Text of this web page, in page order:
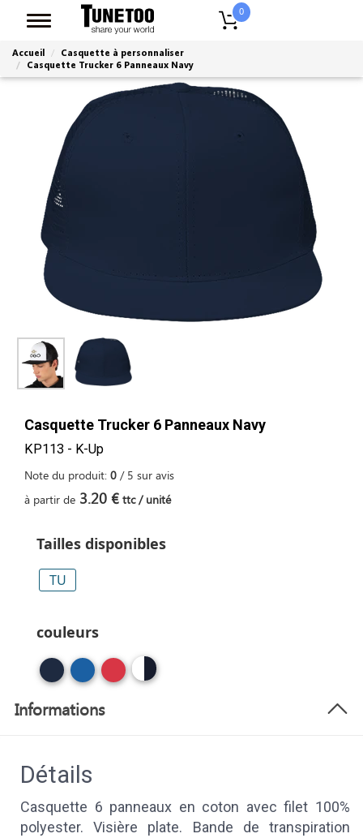
0
Accueil
Casquette à personnaliser
Casquette Trucker 6 Panneaux Navy
Casquette Trucker 6 Panneaux Navy
KP113 - K-Up
Note du produit: 0 / 5 sur avis
à partir de 3.20 € ttc / unité
Tailles disponibles
TU
couleurs
Informations
Détails
Casquette 6 panneaux en coton avec filet 100%
polyester. Visière plate. Bande de transpiration